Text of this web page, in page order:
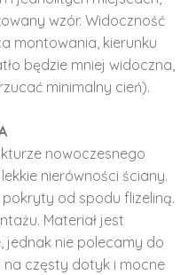
wzór. Widoczność
montowania, kierunku
będzie mniej widoczna,
minimalny cień).
nowoczesnego
nierówności ściany.
od spodu flizeliną.
Materiał jest
jednak nie polecamy do
częsty dotyk i mocne